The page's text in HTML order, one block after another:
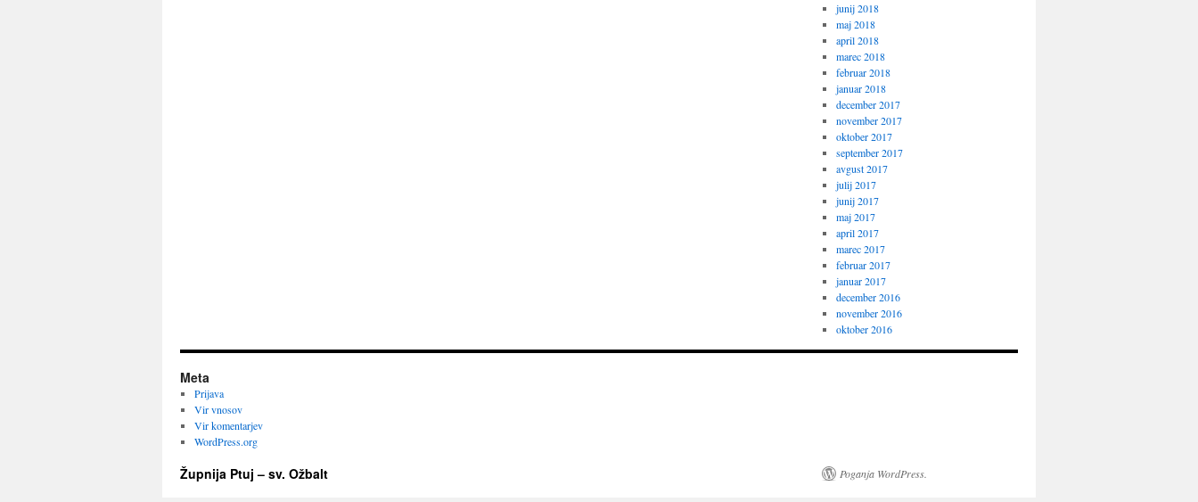
junij 2018
maj 2018
april 2018
marec 2018
februar 2018
januar 2018
december 2017
november 2017
oktober 2017
september 2017
avgust 2017
julij 2017
junij 2017
maj 2017
april 2017
marec 2017
februar 2017
januar 2017
december 2016
november 2016
oktober 2016
Meta
Prijava
Vir vnosov
Vir komentarjev
WordPress.org
Župnija Ptuj – sv. Ožbalt Poganja WordPress.